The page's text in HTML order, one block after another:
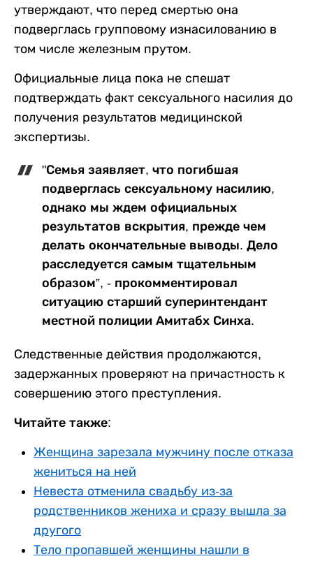
утверждают, что перед смертью она
подверглась групповому изнасилованию в
том числе железным прутом.
Официальные лица пока не спешат
подтверждать факт сексуального насилия до
получения результатов медицинской
экспертизы.
"Семья заявляет, что погибшая
подверглась сексуальному насилию,
однако мы ждем официальных
результатов вскрытия, прежде чем
делать окончательные выводы. Дело
расследуется самым тщательным
образом”, - прокомментировал
ситуацию старший суперинтендант
местной полиции Амитабх Синха.
Следственные действия продолжаются,
задержанных проверяют на причастность к
совершению этого преступления.
Читайте также:
Женщина зарезала мужчину после отказа
жениться на ней
Невеста отменила свадьбу из-за
родственников жениха и сразу вышла за
другого
Тело пропавшей женщины нашли в